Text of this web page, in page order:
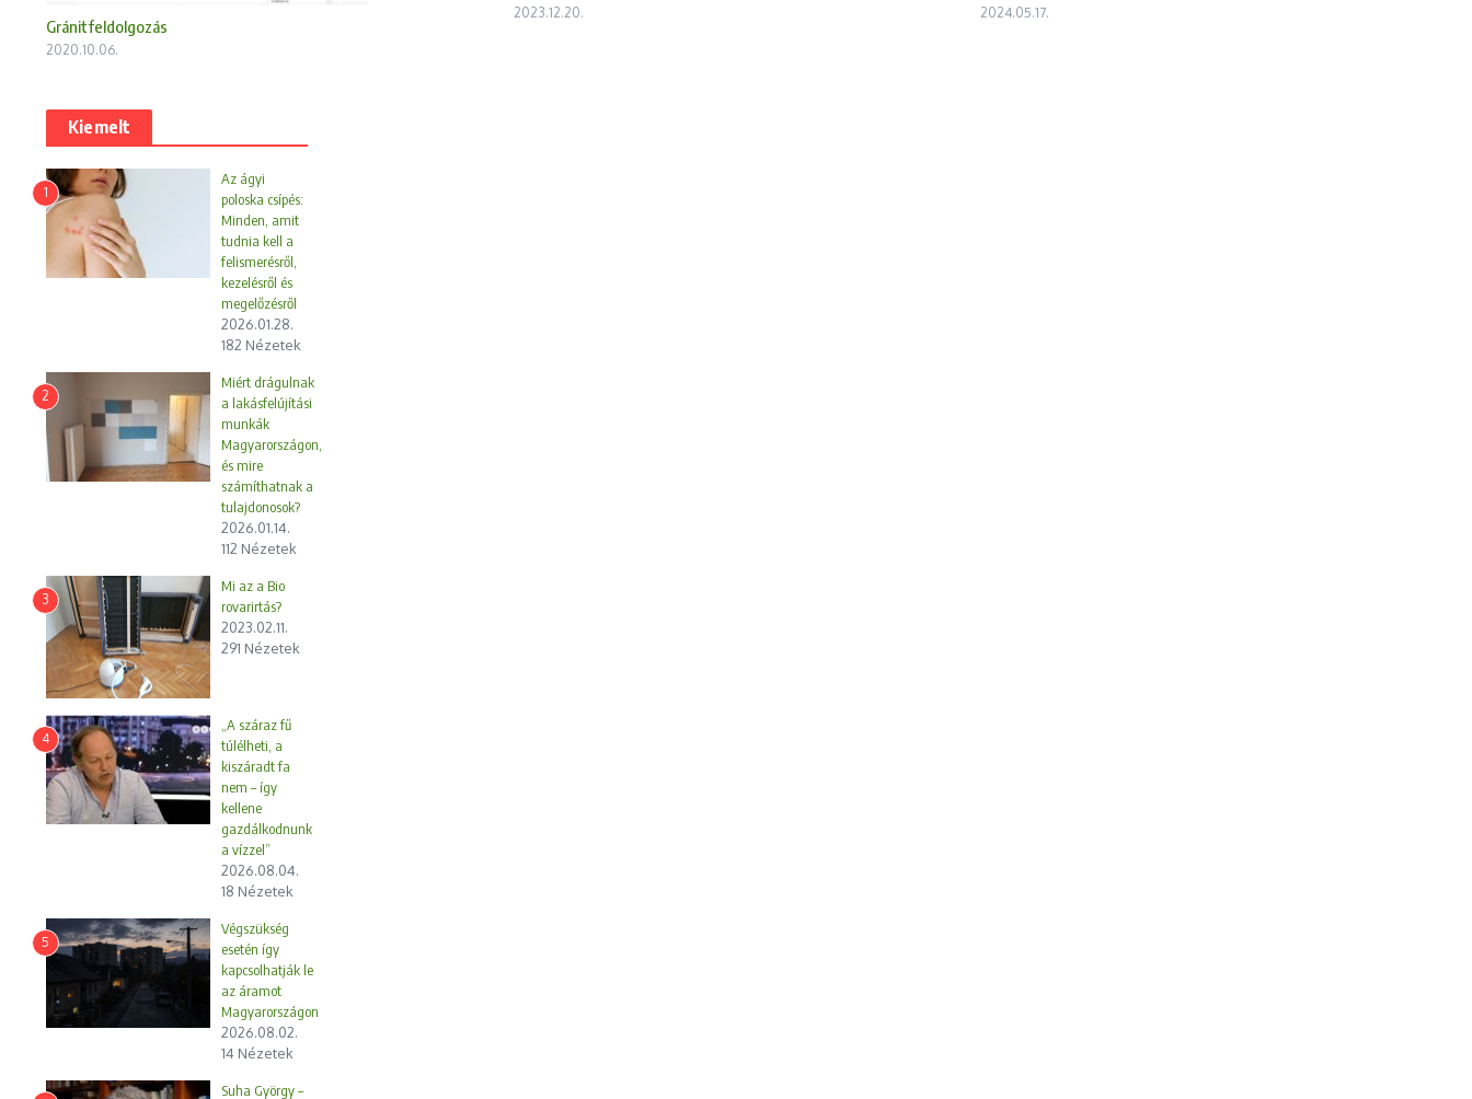
Gránitfeldolgozás
2020.10.06.
2023.12.20. 2024.05.17.
Kiemelt
1
Az ágyi
poloska csípés:
Minden, amit
tudnia kell a
felismerésről,
kezelésről és
megelőzésről
2026.01.28.
182 Nézetek
2
Miért drágulnak
a lakásfelújítási
munkák
Magyarországon,
és mire
számíthatnak a
tulajdonosok?
2026.01.14.
112 Nézetek
3
Mi az a Bio
rovarirtás?
2023.02.11.
291 Nézetek
4
„A száraz fű
túlélheti, a
kiszáradt fa
nem – így
kellene
gazdálkodnunk
a vízzel”
2026.08.04.
18 Nézetek
5
Végszükség
esetén így
kapcsolhatják le
az áramot
Magyarországon
2026.08.02.
14 Nézetek
Suha György –